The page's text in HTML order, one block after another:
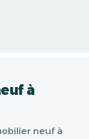
à
neuf à